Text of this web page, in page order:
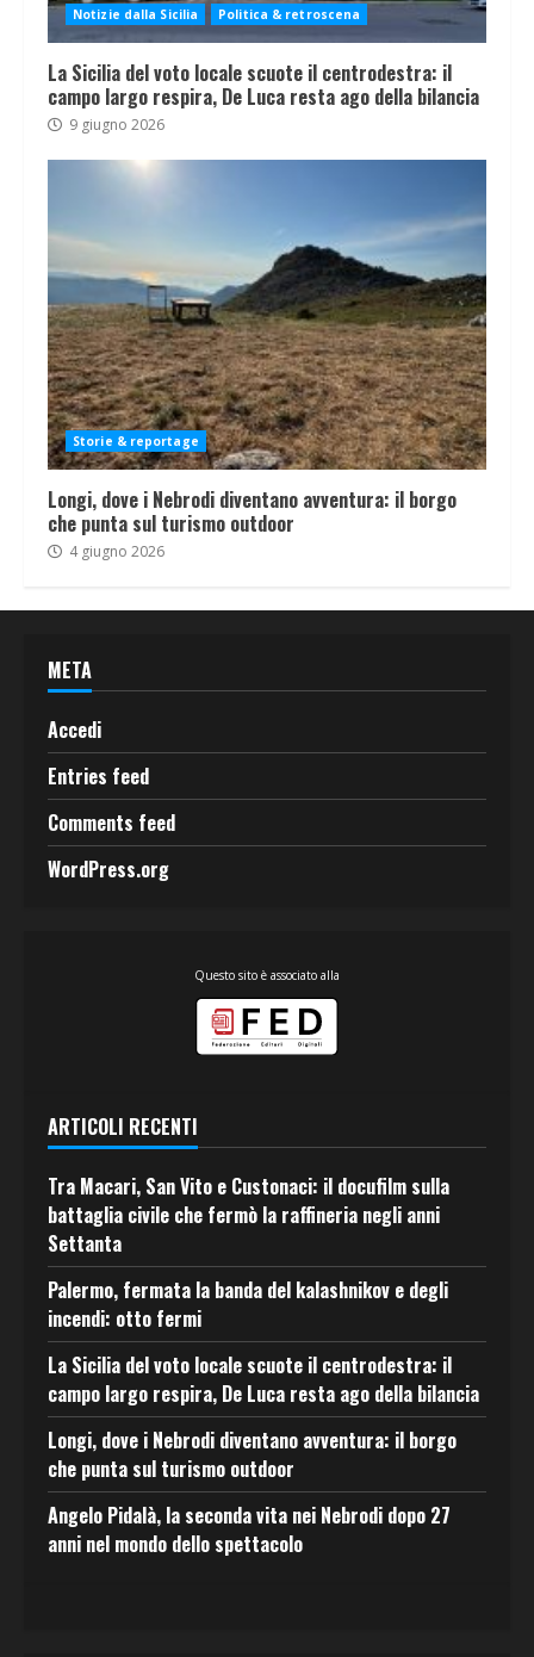
Notizie dalla Sicilia Politica & retroscena
La Sicilia del voto locale scuote il centrodestra: il
campo largo respira, De Luca resta ago della bilancia
9 giugno 2026
Storie & reportage
Longi, dove i Nebrodi diventano avventura: il borgo
che punta sul turismo outdoor
4 giugno 2026
META
Accedi
Entries feed
Comments feed
WordPress.org
Questo sito è associato alla
ARTICOLI RECENTI
Tra Macari, San Vito e Custonaci: il docufilm sulla
battaglia civile che fermò la raffineria negli anni
Settanta
Palermo, fermata la banda del kalashnikov e degli
incendi: otto fermi
La Sicilia del voto locale scuote il centrodestra: il
campo largo respira, De Luca resta ago della bilancia
Longi, dove i Nebrodi diventano avventura: il borgo
che punta sul turismo outdoor
Angelo Pidalà, la seconda vita nei Nebrodi dopo 27
anni nel mondo dello spettacolo